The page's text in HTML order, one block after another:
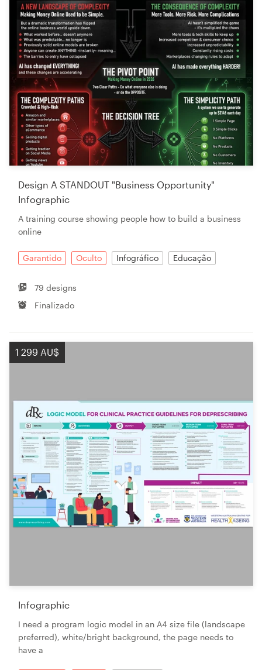
Design A STANDOUT "Business Opportunity"
Infographic
A training course showing people how to build a business
online
Garantido Oculto Infográfico Educação
79 designs
Finalizado
1 299 AU$
Infographic
I need a program logic model in an A4 size file (landscape
preferred), white/bright background, the page needs to
have a